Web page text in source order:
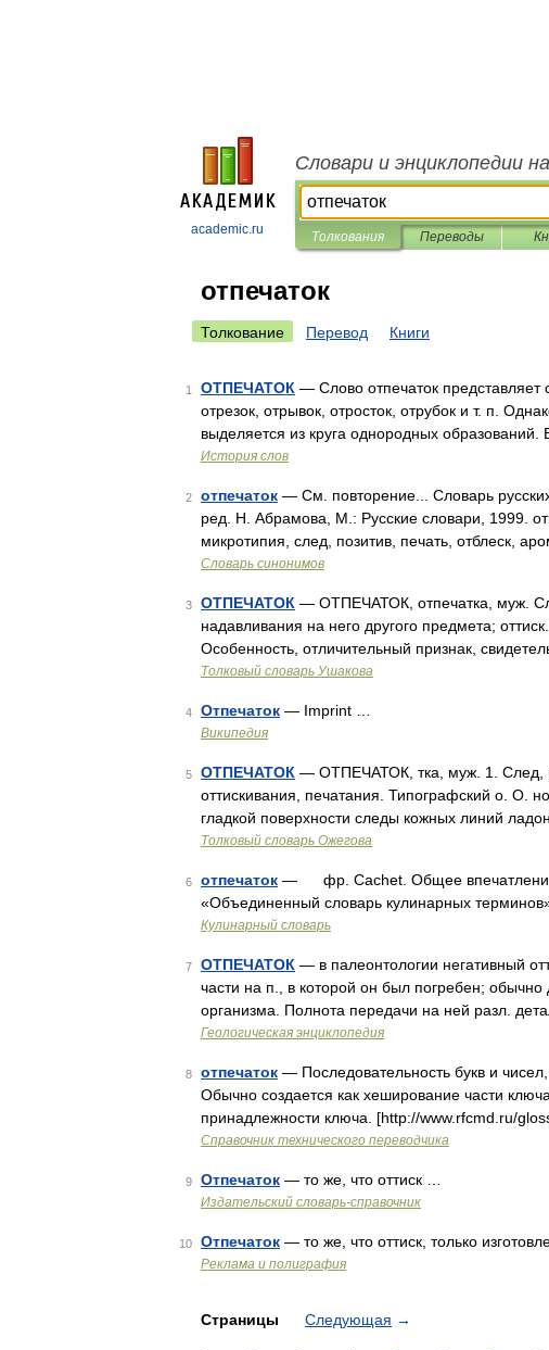
academic.ru
Словари и энциклопедии
Толкования Переводы
отпечаток
Толкование Перевод Книги
1 ОТПЕЧАТОК — Слово отпечаток представляет
отрезок, отрывок, отросток, отрубок и т. п.
выделяется из круга однородных
История слов
2 отпечаток — См. повторение... Словарь
ред. Н. Абрамова, М.: Русские словари, 1999.
микротипия, след, позитив, печать, отблеск,
Словарь синонимов
3 ОТПЕЧАТОК — ОТПЕЧАТОК, отпечатка, муж.
надавливания на него другого предмета;
Особенность, отличительный признак,
Толковый словарь Ушакова
4 Отпечаток — Imprint …
Википедия
5 ОТПЕЧАТОК — ОТПЕЧАТОК, тка, муж. 1. След,
оттискивания, печатания. Типографский о. О.
гладкой поверхности следы кожных линий
Толковый словарь Ожегова
6 отпечаток — фр. Cachet. Общее впечатление
«Объединенный словарь кулинарных
Кулинарный словарь
7 ОТПЕЧАТОК — в палеонтологии негативный
части на п., в которой он был погребен;
организма. Полнота передачи на ней разл.
Геологическая энциклопедия
8 отпечаток — Последовательность букв и
Обычно создается как хеширование части
принадлежности ключа. [http://www.rfcmd.ru/
Справочник технического переводчика
9 Отпечаток — то же, что оттиск …
Издательский словарь-справочник
10 Отпечаток — то же, что оттиск, только
Реклама и полиграфия
Страницы Следующая →